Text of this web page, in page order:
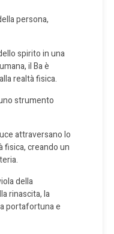
persona,
spirito in una
il Ba è
realtà fisica.
strumento
attraversano lo
fisica, creando un
della
rinascita, la
portafortuna e